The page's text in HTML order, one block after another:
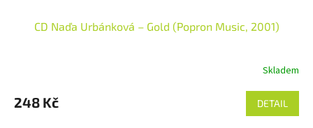
CD Naďa Urbánková – Gold (Popron Music, 2001)
Skladem
248 Kč DETAIL